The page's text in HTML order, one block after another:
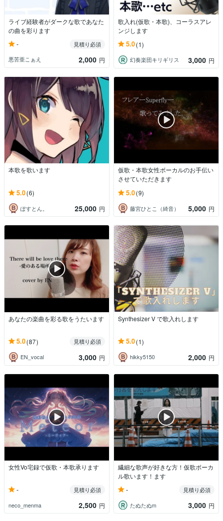
ライブ経験者がダークな歌であなた
の曲を彩ります
-
見積り必須
悪苦亜こぁえ
2,000 円
歌入れ(仮歌・本歌)、コーラスアレ
ンジします
5.0(1)
幻奏楽団キリギリス 3,000 円
本歌を歌います
5.0(6)
ぽすとん。 25,000 円
仮歌・本歌女性ボーカルのお手伝い
させていただきます
5.0(9)
藤宮ひとこ（綺音） 5,000 円
あなたの楽曲を彩る歌をうたいます
5.0(87)
見積り必須
EN_vocal
3,000 円
Synthesizer V で歌入れします
5.0(1)
hikky5150 2,000 円
女性Vo宅録で仮歌・本歌承ります
-
見積り必須
neco_menma
2,500 円
繊細な歌声が好きな方！仮歌ボーカ
ル歌います！ます
-
見積り必須
たぬたぬm
3,000 円